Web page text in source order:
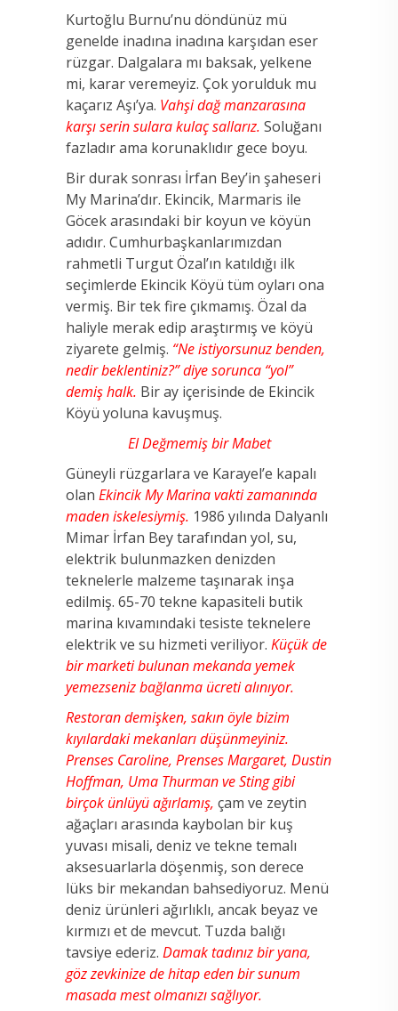
Kurtoğlu Burnu’nu döndünüz mü
genelde inadına inadına karşıdan eser
rüzgar. Dalgalara mı baksak, yelkene
mi, karar veremeyiz. Çok yorulduk mu
kaçarız Aşı’ya. Vahşi dağ manzarasına
karşı serin sulara kulaç sallarız. Soluğanı
fazladır ama korunaklıdır gece boyu.
Bir durak sonrası İrfan Bey’in şaheseri
My Marina’dır. Ekincik, Marmaris ile
Göcek arasındaki bir koyun ve köyün
adıdır. Cumhurbaşkanlarımızdan
rahmetli Turgut Özal’ın katıldığı ilk
seçimlerde Ekincik Köyü tüm oyları ona
vermiş. Bir tek fire çıkmamış. Özal da
haliyle merak edip araştırmış ve köyü
ziyarete gelmiş. “Ne istiyorsunuz benden,
nedir beklentiniz?” diye sorunca “yol”
demiş halk. Bir ay içerisinde de Ekincik
Köyü yoluna kavuşmuş.
El Değmemiş bir Mabet
Güneyli rüzgarlara ve Karayel’e kapalı
olan Ekincik My Marina vakti zamanında
maden iskelesiymiş. 1986 yılında Dalyanlı
Mimar İrfan Bey tarafından yol, su,
elektrik bulunmazken denizden
teknelerle malzeme taşınarak inşa
edilmiş. 65-70 tekne kapasiteli butik
marina kıvamındaki tesiste teknelere
elektrik ve su hizmeti veriliyor. Küçük de
bir marketi bulunan mekanda yemek
yemezseniz bağlanma ücreti alınıyor.
Restoran demişken, sakın öyle bizim
kıyılardaki mekanları düşünmeyiniz.
Prenses Caroline, Prenses Margaret, Dustin
Hoffman, Uma Thurman ve Sting gibi
birçok ünlüyü ağırlamış, çam ve zeytin
ağaçları arasında kaybolan bir kuş
yuvası misali, deniz ve tekne temalı
aksesuarlarla döşenmiş, son derece
lüks bir mekandan bahsediyoruz. Menü
deniz ürünleri ağırlıklı, ancak beyaz ve
kırmızı et de mevcut. Tuzda balığı
tavsiye ederiz. Damak tadınız bir yana,
göz zevkinize de hitap eden bir sunum
masada mest olmanızı sağlıyor.